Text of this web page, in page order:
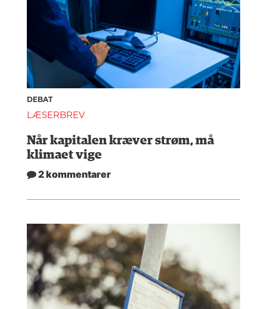
DEBAT
LÆSERBREV
Når kapitalen kræver strøm, må
klimaet vige
2 kommentarer